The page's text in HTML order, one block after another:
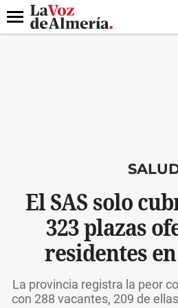
DESTACADO
Menú
El SAS solo
323 plazas
residentes
La provincia registra la peor
con 288 vacantes, 209 de